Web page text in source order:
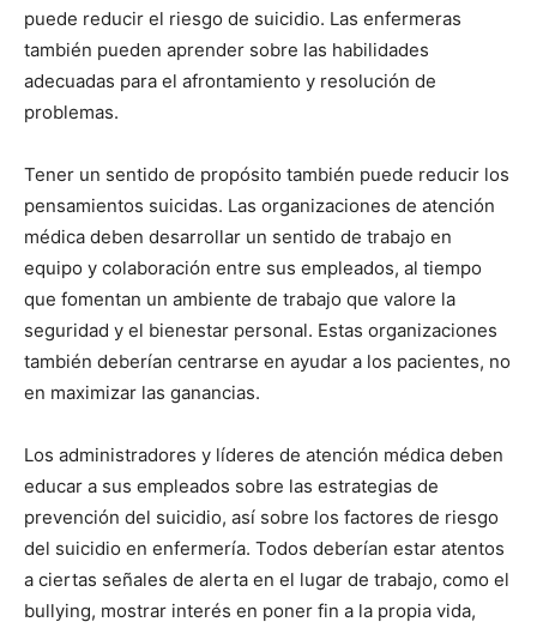
puede reducir el riesgo de suicidio. Las enfermeras
también pueden aprender sobre las habilidades
adecuadas para el afrontamiento y resolución de
problemas.
Tener un sentido de propósito también puede reducir los
pensamientos suicidas. Las organizaciones de atención
médica deben desarrollar un sentido de trabajo en
equipo y colaboración entre sus empleados, al tiempo
que fomentan un ambiente de trabajo que valore la
seguridad y el bienestar personal. Estas organizaciones
también deberían centrarse en ayudar a los pacientes, no
en maximizar las ganancias.
Los administradores y líderes de atención médica deben
educar a sus empleados sobre las estrategias de
prevención del suicidio, así sobre los factores de riesgo
del suicidio en enfermería. Todos deberían estar atentos
a ciertas señales de alerta en el lugar de trabajo, como el
bullying, mostrar interés en poner fin a la propia vida,